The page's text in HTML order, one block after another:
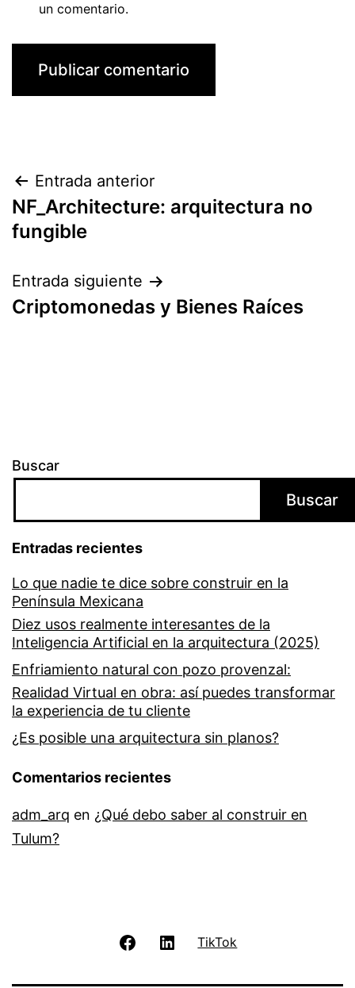
un comentario.
Navegación
de
Entrada anterior
NF_Architecture: arquitectura no
fungible
Entrada siguiente
Criptomonedas y Bienes Raíces
Buscar
Buscar
Entradas recientes
Lo que nadie te dice sobre construir en la
Península Mexicana
Diez usos realmente interesantes de la
Inteligencia Artificial en la arquitectura (2025)
Enfriamiento natural con pozo provenzal:
Realidad Virtual en obra: así puedes transformar
la experiencia de tu cliente
¿Es posible una arquitectura sin planos?
Comentarios recientes
adm_arq en ¿Qué debo saber al construir en
Tulum?
FacebookLinkedIn
TikTok